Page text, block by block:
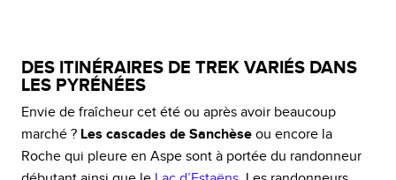
DES ITINÉRAIRES DE TREK VARIÉS DANS
LES PYRÉNÉES
Envie de fraîcheur cet été ou après avoir beaucoup
marché ? Les cascades de Sanchèse ou encore la
Roche qui pleure en Aspe sont à portée du randonneur